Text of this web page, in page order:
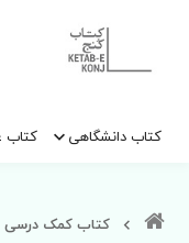
کتاب دانشگاهی کتاب
کتاب کمک درسی